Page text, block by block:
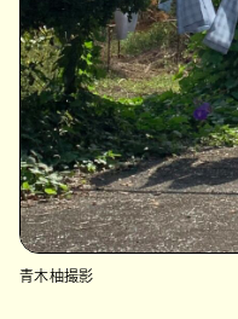
青木柚撮影